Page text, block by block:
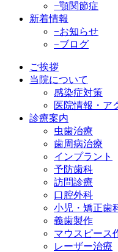
−顎関節症
新着情報
−お知らせ
−ブログ
ご挨拶
当院について
感染症対策
医院情報・ア
診療案内
虫歯治療
歯周病治療
インプラント
予防歯科
訪問診療
口腔外科
小児・矯正歯
義歯製作
マウスピース
レーザー治療